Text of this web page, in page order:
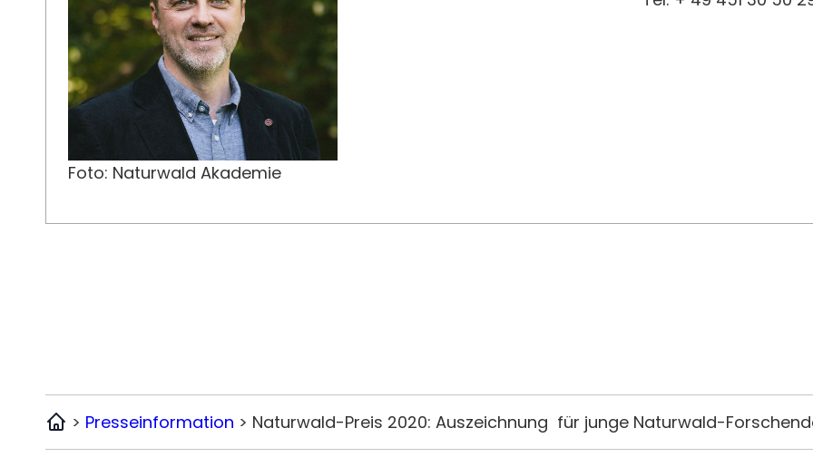
Foto: Naturwald Akademie
Home
> Presseinformation > Naturwald-Preis 2020: Auszeichnung für junge Naturwald-